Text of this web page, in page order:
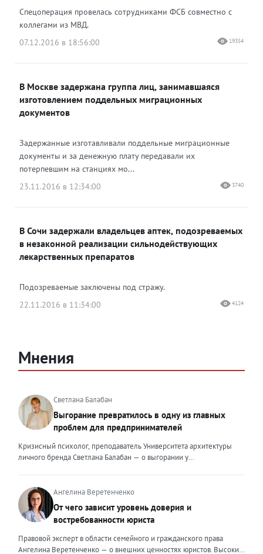
Спецоперация провелась сотрудниками ФСБ совместно с
коллегами из МВД.
07.12.2016 в 18:56:00
19354
В Москве задержана группа лиц, занимавшаяся
изготовлением поддельных миграционных
документов
Задержанные изготавливали поддельные миграционные
документы и за денежную плату передавали их
потерпевшим на станциях мо...
23.11.2016 в 12:34:00
3740
В Сочи задержали владельцев аптек, подозреваемых
в незаконной реализации сильнодействующих
лекарственных препаратов
Подозреваемые заключены под стражу.
22.11.2016 в 11:34:00
4124
Мнения
Светлана Балабан
Выгорание превратилось в одну из главных
проблем для предпринимателей
Кризисный психолог, преподаватель Университета архитектуры
личного бренда Светлана Балабан — о выгорании у
проблемой, однако выгорание у предпринимателей заметно
отличается от выгорания у наёмных сотрудников. Наёмный
сотрудник может уйти на больничный или в отпуск, пожаловаться
на что-то начальству или сменить работу. Предприниматель — сам
себе начальник и основа системы. Если он устаёт, бизнес не встанет
на паузу, а просто начнёт разваливаться. У предпринимателей
Ангелина Веретенченко
От чего зависит уровень доверия и
востребованности юриста
Правовой эксперт в области семейного и гражданского права
Ангелина Веретенченко — о внешних ценностях юристов. Высокий